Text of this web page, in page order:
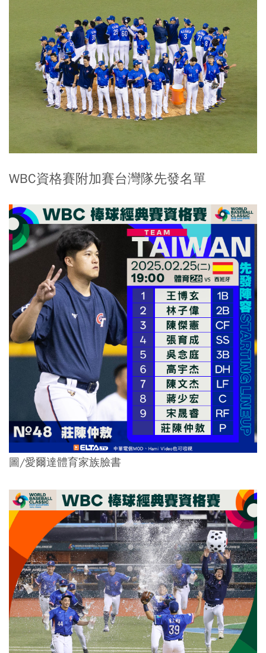
WBC資格賽附加賽台灣隊先發名單
圖/愛爾達體育家族臉書